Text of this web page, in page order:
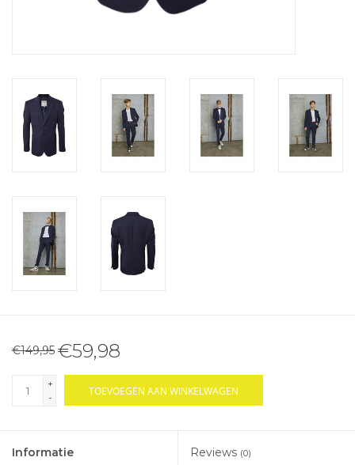
€149,95 €59,98
+
-
TOEVOEGEN AAN WINKELWAGEN
Informatie Reviews (0)